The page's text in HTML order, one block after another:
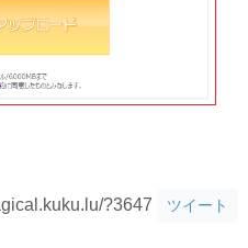
?3647 ツイート